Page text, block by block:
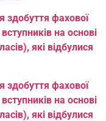
здобуття фахової
на основі
які відбулися
здобуття фахової
на основі
які відбулися